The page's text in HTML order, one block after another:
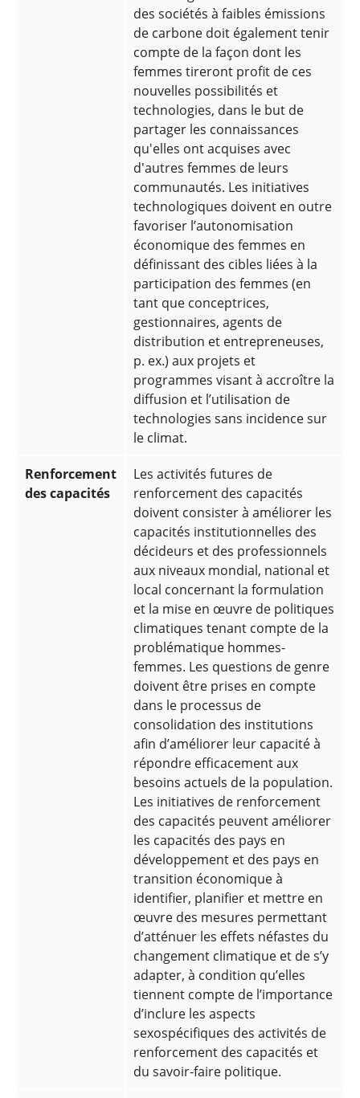
des sociétés à faibles émissions
de carbone doit également tenir
compte de la façon dont les
femmes tireront profit de ces
nouvelles possibilités et
technologies, dans le but de
partager les connaissances
qu'elles ont acquises avec
d'autres femmes de leurs
communautés. Les initiatives
technologiques doivent en outre
favoriser l’autonomisation
économique des femmes en
définissant des cibles liées à la
participation des femmes (en
tant que conceptrices,
gestionnaires, agents de
distribution et entrepreneuses,
p. ex.) aux projets et
programmes visant à accroître la
diffusion et l’utilisation de
technologies sans incidence sur
le climat.
Renforcement
des capacités
Les activités futures de
renforcement des capacités
doivent consister à améliorer les
capacités institutionnelles des
décideurs et des professionnels
aux niveaux mondial, national et
local concernant la formulation
et la mise en œuvre de politiques
climatiques tenant compte de la
problématique hommes-
femmes. Les questions de genre
doivent être prises en compte
dans le processus de
consolidation des institutions
afin d’améliorer leur capacité à
répondre efficacement aux
besoins actuels de la population.
Les initiatives de renforcement
des capacités peuvent améliorer
les capacités des pays en
développement et des pays en
transition économique à
identifier, planifier et mettre en
œuvre des mesures permettant
d’atténuer les effets néfastes du
changement climatique et de s’y
adapter, à condition qu’elles
tiennent compte de l’importance
d’inclure les aspects
sexospécifiques des activités de
renforcement des capacités et
du savoir-faire politique.